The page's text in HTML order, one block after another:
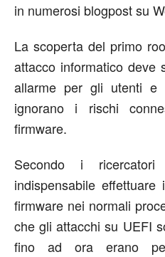
in numerosi blogpost su
La scoperta del primo
attacco informatico deve
allarme per gli utenti e
ignorano i rischi
firmware.
Secondo i
indispensabile
firmware nei normali
che gli attacchi su UEFI
fino ad ora erano